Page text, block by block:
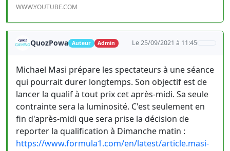
WWW.YOUTUBE.COM
QuozPowa Auteur Admin Le 25/09/2021 à 11:45
Michael Masi prépare les spectateurs à une séance
qui pourrait durer longtemps. Son objectif est de
lancer la qualif à tout prix cet après-midi. Sa seule
contrainte sera la luminosité. C'est seulement en
fin d'après-midi que sera prise la décision de
reporter la qualification à Dimanche matin :
https://www.formula1.com/en/latest/article.masi-